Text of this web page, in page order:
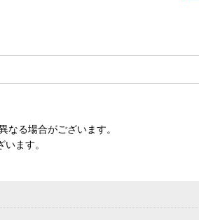
る場合がございます。
ます。